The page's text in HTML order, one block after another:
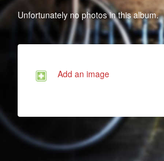
Unfortunately no photos in this album.
Add an image